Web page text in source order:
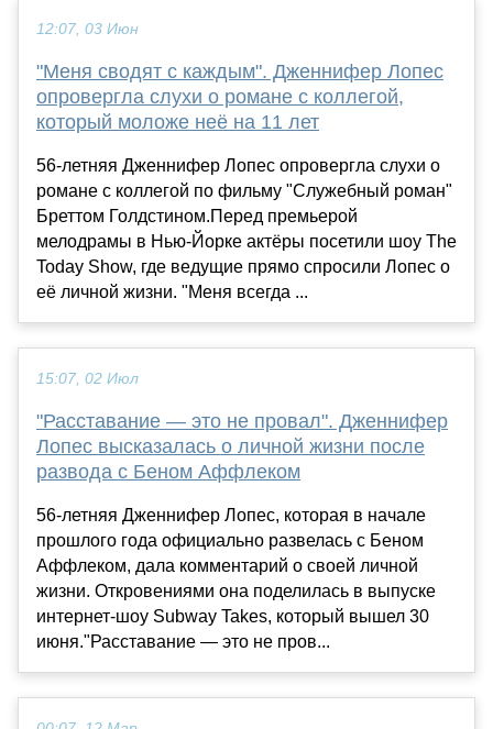
12:07, 03 Июн
"Меня сводят с каждым". Дженнифер Лопес
опровергла слухи о романе с коллегой,
который моложе неё на 11 лет
56-летняя Дженнифер Лопес опровергла слухи о
романе с коллегой по фильму "Служебный роман"
Бреттом Голдстином.Перед премьерой
мелодрамы в Нью-Йорке актёры посетили шоу The
Today Show, где ведущие прямо спросили Лопес о
её личной жизни. "Меня всегда ...
15:07, 02 Июл
"Расставание — это не провал". Дженнифер
Лопес высказалась о личной жизни после
развода с Беном Аффлеком
56-летняя Дженнифер Лопес, которая в начале
прошлого года официально развелась с Беном
Аффлеком, дала комментарий о своей личной
жизни. Откровениями она поделилась в выпуске
интернет-шоу Subway Takes, который вышел 30
июня."Расставание — это не пров...